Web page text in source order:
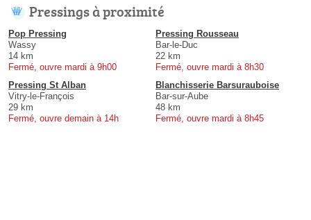
Pressings à proximité
Pop Pressing
Wassy
14 km
Fermé, ouvre mardi à 9h00
Pressing Rousseau
Bar-le-Duc
22 km
Fermé, ouvre mardi à 8h30
Pressing St Alban
Vitry-le-François
29 km
Fermé, ouvre demain à 14h
Blanchisserie Barsurauboise
Bar-sur-Aube
48 km
Fermé, ouvre mardi à 8h45